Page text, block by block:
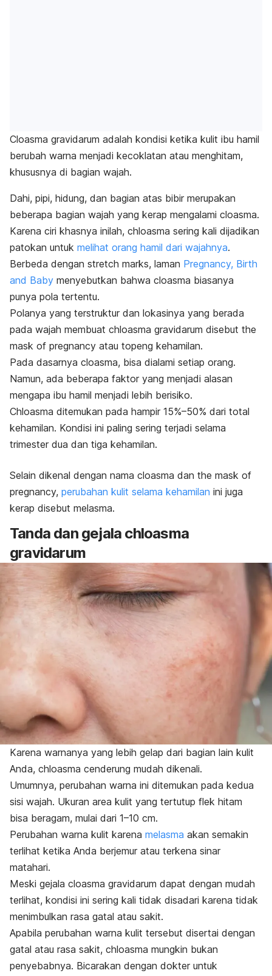
Cloasma gravidarum adalah kondisi ketika kulit ibu hamil
berubah warna menjadi kecoklatan atau menghitam,
khususnya di bagian wajah.
Dahi, pipi, hidung, dan bagian atas bibir merupakan
beberapa bagian wajah yang kerap mengalami cloasma.
Karena ciri khasnya inilah, chloasma sering kali dijadikan
patokan untuk melihat orang hamil dari wajahnya.
Berbeda dengan stretch marks, laman Pregnancy, Birth
and Baby menyebutkan bahwa cloasma biasanya
punya pola tertentu.
Polanya yang terstruktur dan lokasinya yang berada
pada wajah membuat chloasma gravidarum disebut the
mask of pregnancy atau topeng kehamilan.
Pada dasarnya cloasma, bisa dialami setiap orang.
Namun, ada beberapa faktor yang menjadi alasan
mengapa ibu hamil menjadi lebih berisiko.
Chloasma ditemukan pada hampir 15%–50% dari total
kehamilan. Kondisi ini paling sering terjadi selama
trimester dua dan tiga kehamilan.
Selain dikenal dengan nama cloasma dan the mask of
pregnancy, perubahan kulit selama kehamilan ini juga
kerap disebut melasma.
Tanda dan gejala chloasma
gravidarum
Karena warnanya yang lebih gelap dari bagian lain kulit
Anda, chloasma cenderung mudah dikenali.
Umumnya, perubahan warna ini ditemukan pada kedua
sisi wajah. Ukuran area kulit yang tertutup flek hitam
bisa beragam, mulai dari 1–10 cm.
Perubahan warna kulit karena melasma akan semakin
terlihat ketika Anda berjemur atau terkena sinar
matahari.
Meski gejala cloasma gravidarum dapat dengan mudah
terlihat, kondisi ini sering kali tidak disadari karena tidak
menimbulkan rasa gatal atau sakit.
Apabila perubahan warna kulit tersebut disertai dengan
gatal atau rasa sakit, chloasma mungkin bukan
penyebabnya. Bicarakan dengan dokter untuk